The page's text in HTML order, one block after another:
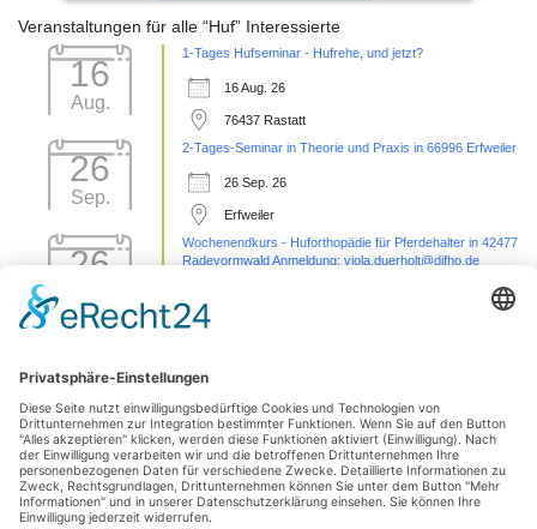
powered by Usercentrics Consent
Management Platform
Veranstaltungen für alle “Huf” Interessierte
16
Aug.
1-Tages Hufseminar - Hufrehe, und jetzt?
16 Aug. 26
76437 Rastatt
26
Sep.
2-Tages-Seminar in Theorie und Praxis in 66996 Erfweiler
26 Sep. 26
Erfweiler
26
Wochenendkurs - Huforthopädie für Pferdehalter in 42477
Radevormwald Anmeldung: viola.duerholt@difho.de
11
Okt.
Karpal/Sprunggelenk bis Huf)
11 Okt. 26
Burgstetten
01
Nov.
1 Tages Hufseminar-Sezieren16727 Velten - mit Michelle
Yakobi Anmeldung: unter info@difho.de